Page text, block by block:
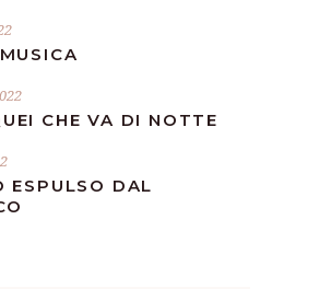
CHE VA DI NOTTE
ESPULSO DAL